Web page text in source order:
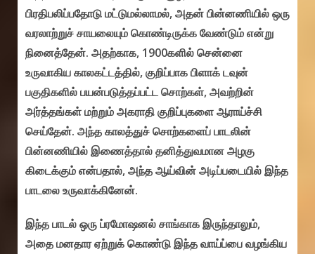
பிரதிபலிப்பதோடு மட்டுமல்லாமல், அதன் பின்னணியில் ஒரு
வரலாற்றுச் சாயலையும் கொண்டிருக்க வேண்டும் என்று
நினைத்தேன். அதற்காக, 1900களில் சென்னை
உருவாகிய காலகட்டத்தில், குறிப்பாக பிளாக் டவுன்
பகுதிகளில் பயன்படுத்தப்பட்ட சொற்கள், அவற்றின்
அர்த்தங்கள் மற்றும் அகராதி குறிப்புகளை ஆராய்ச்சி
செய்தேன். அந்த காலத்துச் சொற்களைப் பாடலின்
பின்னணியில் இணைத்தால் தனித்துவமான அழகு
கிடைக்கும் என்பதால், அந்த ஆய்வின் அடிப்படையில் இந்த
பாடலை உருவாக்கினேன்.
இந்த பாடல் ஒரு ப்ரமோஷனல் சாங்காக இருந்தாலும்,
அதை மனதார ஏற்றுக் கொண்டு இந்த வாய்ப்பை வழங்கிய